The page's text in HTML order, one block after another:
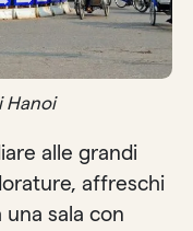
Hanoi
alle grandi
affreschi
sala con